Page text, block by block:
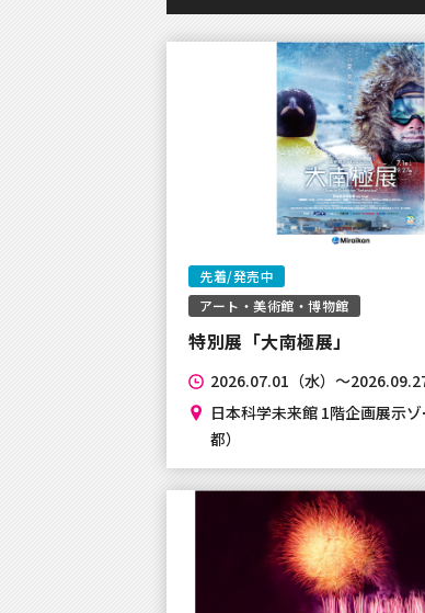
【GWのお問合せ対応につ
2025年3月25日
テレ朝チケットにおける
レ朝チケット利用規約改定
【お知らせ】システムメン
いて
2025年2月14日
【お知らせ】システムメ
いて
2024年12月13日
【年末年始のお問合せ対応
2024年10月16日
先着/発売中
アート・美術館・博物館
特別展「大南極展」
2026.07.01（水）～
日本科学未来館 1階企画展示
都）